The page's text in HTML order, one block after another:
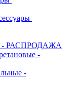
- РАСПРОДАЖА
-
-